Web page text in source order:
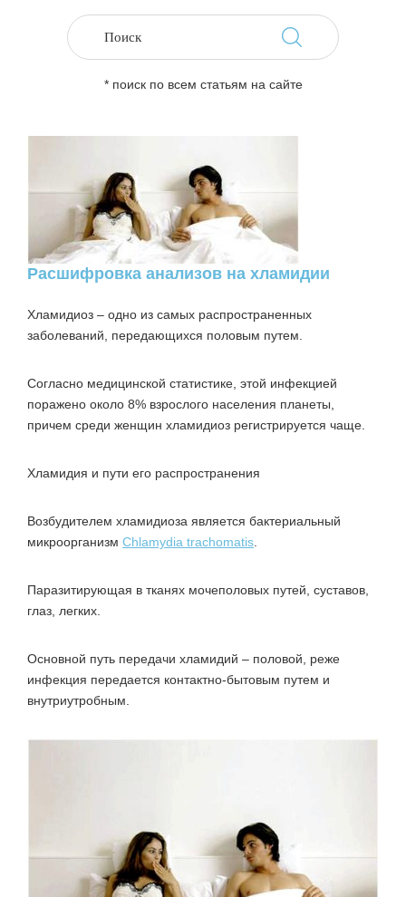
* поиск по всем статьям на сайте
Расшифровка анализов на хламидии
Хламидиоз – одно из самых распространенных
заболеваний, передающихся половым путем.
Согласно медицинской статистике, этой инфекцией
поражено около 8% взрослого населения планеты,
причем среди женщин хламидиоз регистрируется чаще.
Хламидия и пути его распространения
Возбудителем хламидиоза является бактериальный
микроорганизм Chlamуdia trachomatis
Паразитирующая в тканях мочеполовых путей, суставов,
глаз, легких.
Основной путь передачи хламидий – половой, реже
инфекция передается контактно-бытовым путем и
внутриутробным.